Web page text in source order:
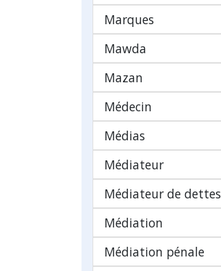
Marques
Mawda
Mazan
Médecin
Médias
Médiateur
Médiateur de dettes
Médiation
Médiation pénale